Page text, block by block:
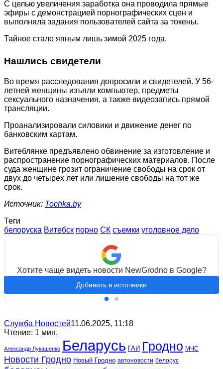
С целью увеличения заработка она проводила прямые
эфиры с демонстрацией порнографических сцен и
выполняла задания пользователей сайта за токены.
Тайное стало явным лишь зимой 2025 года.
Нашлись свидетели
Во время расследования допросили и свидетелей. У 56-
летней женщины изъяли компьютер, предметы
сексуального назначения, а также видеозапись прямой
трансляции.
Проанализировали силовики и движение денег по
банковским картам.
Витеблянке предъявлено обвинение за изготовление и
распространение порнографических материалов. После
суда женщине грозит ограничение свободы на срок от
двух до четырех лет или лишение свободы на тот же
срок.
Источник: Tochka.by
Теги
белоруска Витебск порно СК съемки уголовное дело
Хотите чаще видеть новости NewGrodno в Google?
Добавить в источники
Служба Новостей11.06.2025, 11:18
Чтение: 1 мин.
Александр Лукашенко Беларусь ГАИ Гродно МЧС
Новости Гродно Новый Гродно автоновости белорус